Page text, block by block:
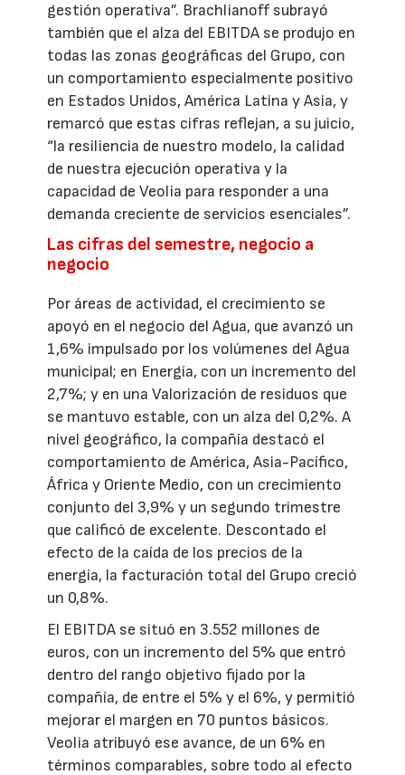
gestión operativa”. Brachlianoff subrayó
también que el alza del EBITDA se produjo en
todas las zonas geográficas del Grupo, con
un comportamiento especialmente positivo
en Estados Unidos, América Latina y Asia, y
remarcó que estas cifras reflejan, a su juicio,
“la resiliencia de nuestro modelo, la calidad
de nuestra ejecución operativa y la
capacidad de Veolia para responder a una
demanda creciente de servicios esenciales”.
Las cifras del semestre, negocio a
negocio
Por áreas de actividad, el crecimiento se
apoyó en el negocio del Agua, que avanzó un
1,6% impulsado por los volúmenes del Agua
municipal; en Energía, con un incremento del
2,7%; y en una Valorización de residuos que
se mantuvo estable, con un alza del 0,2%. A
nivel geográfico, la compañía destacó el
comportamiento de América, Asia-Pacífico,
África y Oriente Medio, con un crecimiento
conjunto del 3,9% y un segundo trimestre
que calificó de excelente. Descontado el
efecto de la caída de los precios de la
energía, la facturación total del Grupo creció
un 0,8%.
El EBITDA se situó en 3.552 millones de
euros, con un incremento del 5% que entró
dentro del rango objetivo fijado por la
compañía, de entre el 5% y el 6%, y permitió
mejorar el margen en 70 puntos básicos.
Veolia atribuyó ese avance, de un 6% en
términos comparables, sobre todo al efecto